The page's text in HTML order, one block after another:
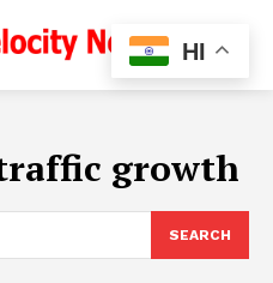
growth
SEARCH
HI